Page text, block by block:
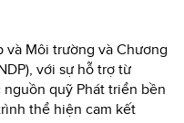
Môi trường và Chương
với sự hỗ trợ từ
quỹ Phát triển bền
thể hiện cam kết